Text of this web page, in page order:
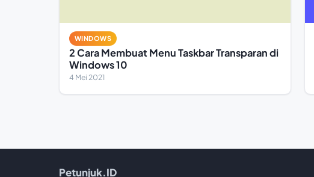
WINDOWS
2 Cara Membuat Menu Taskbar Transparan di
Windows 10
4 Mei 2021
Petunjuk.ID